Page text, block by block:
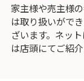
家主様や売主様
は取り扱いがで
ざいます。ネッ
は店頭にてご紹介